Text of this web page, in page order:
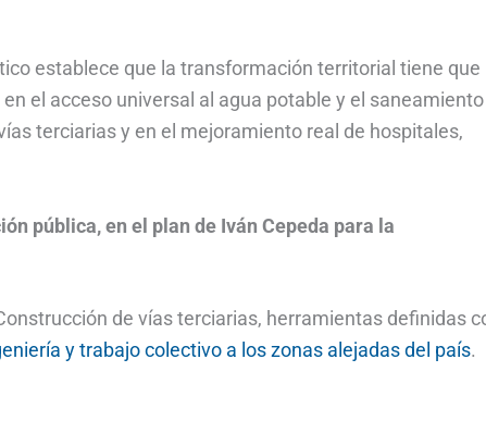
establece que la transformación territorial tiene que
el acceso universal al agua potable y el saneamiento
terciarias y en el mejoramiento real de hospitales,
pública, en el plan de Iván Cepeda para la
de vías terciarias, herramientas definidas
y trabajo colectivo a los zonas alejadas del país.